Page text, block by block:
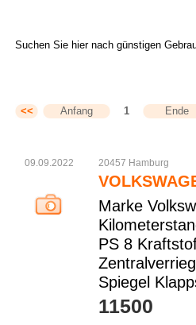
Suchen Sie hier nach günstigen
<< Anfang 1 Ende
09.09.2022 20457 Hamburg
Marke
PS 8
Spiegel
11500 